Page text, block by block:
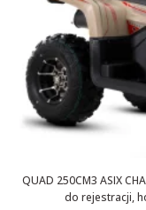
QUAD 250CM3 ASIX
do rejestracji,